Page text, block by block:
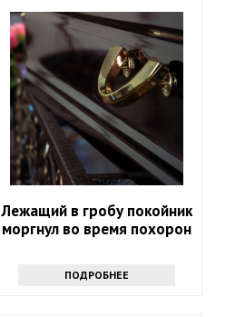
Лежащий в гробу покойник
моргнул во время похорон
ПОДРОБНЕЕ